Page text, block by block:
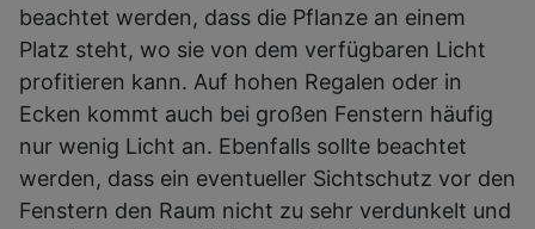
beachtet werden, dass die Pflanze an einem
Platz steht, wo sie von dem verfügbaren Licht
profitieren kann. Auf hohen Regalen oder in
Ecken kommt auch bei großen Fenstern häufig
nur wenig Licht an. Ebenfalls sollte beachtet
werden, dass ein eventueller Sichtschutz vor den
Fenstern den Raum nicht zu sehr verdunkelt und